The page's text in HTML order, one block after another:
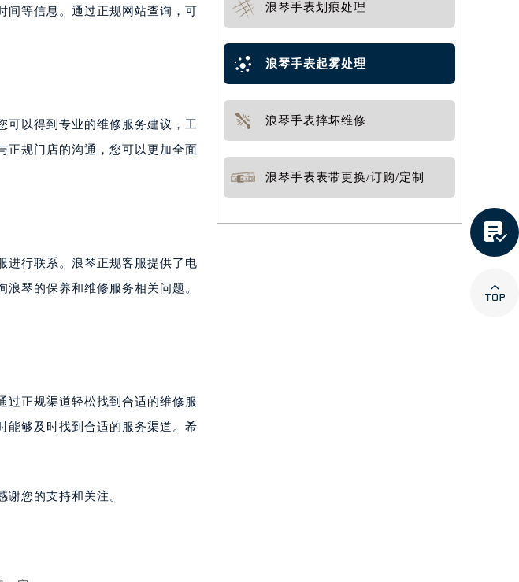
间等信息。通过正规网站查询，可
可以得到专业的维修服务建议，工
正规门店的沟通，您可以更加全面
进行联系。浪琴正规客服提供了电
琴的保养和维修服务相关问题。
过正规渠道轻松找到合适的维修服
能够及时找到合适的服务渠道。希
您的支持和关注。
浪琴手表划痕处理
浪琴手表起雾处理
浪琴手表摔坏维修
浪琴手表表带更换/订购/定制

